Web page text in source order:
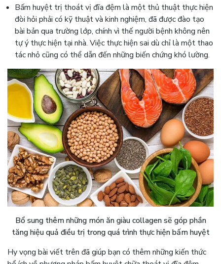
Bấm huyệt trị thoát vị đĩa đệm là một thủ thuật thực hiện
đòi hỏi phải có kỹ thuật và kinh nghiệm, đã được đào tạo
bài bản qua trường lớp, chính vì thế người bệnh không nên
tự ý thực hiện tại nhà. Việc thực hiện sai dù chỉ là một thao
tác nhỏ cũng có thể dẫn đến những biến chứng khó lường.
Bổ sung thêm những món ăn giàu collagen sẽ góp phần
tăng hiệu quả điều trị trong quá trình thực hiện bấm huyệt
Hy vọng bài viết trên đã giúp bạn có thêm những kiến thức